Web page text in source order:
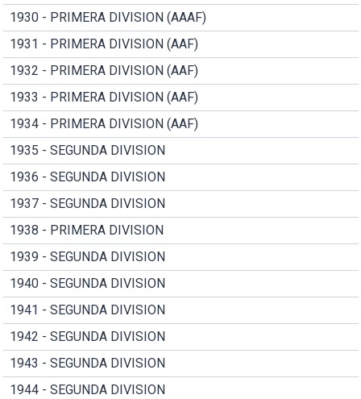
1930 - PRIMERA DIVISION (AAAF)
1931 - PRIMERA DIVISION (AAF)
1932 - PRIMERA DIVISION (AAF)
1933 - PRIMERA DIVISION (AAF)
1934 - PRIMERA DIVISION (AAF)
1935 - SEGUNDA DIVISION
1936 - SEGUNDA DIVISION
1937 - SEGUNDA DIVISION
1938 - PRIMERA DIVISION
1939 - SEGUNDA DIVISION
1940 - SEGUNDA DIVISION
1941 - SEGUNDA DIVISION
1942 - SEGUNDA DIVISION
1943 - SEGUNDA DIVISION
1944 - SEGUNDA DIVISION